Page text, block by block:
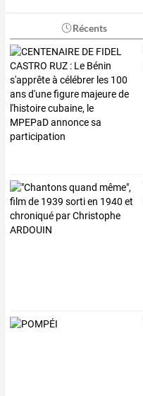
Récents